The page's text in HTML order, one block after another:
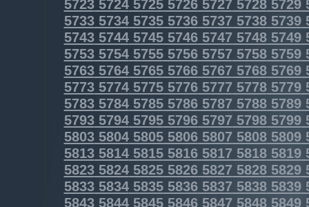
5723572457255726572757285729
57335734573557365737 57385739
57435744574557465747 57485749
57535754575557565757 57585759
57635764576557665767 57685769
57735774577557765777 57785779
57835784578557865787 57885789
57935794579557965797 57985799
58035804580558065807 58085809
58135814581558165817 58185819
58235824582558265827 58285829
58335834583558365837 58385839
58435844584558465847 58485849